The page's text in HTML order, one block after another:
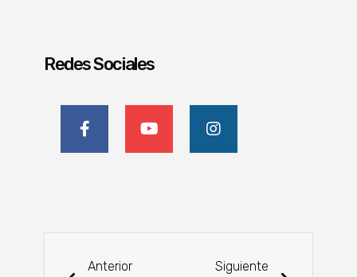
Redes Sociales
Anterior Siguiente